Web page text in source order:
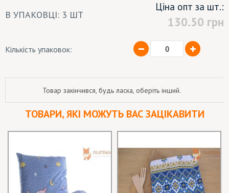
В УПАКОВЦІ: 3 ШТ
Ціна опт за шт.:
130.50 грн
Кількість упаковок:
Товар закінчився, будь ласка, оберіть інший.
ТОВАРИ, ЯКІ МОЖУТЬ ВАС ЗАЦІКАВИТИ